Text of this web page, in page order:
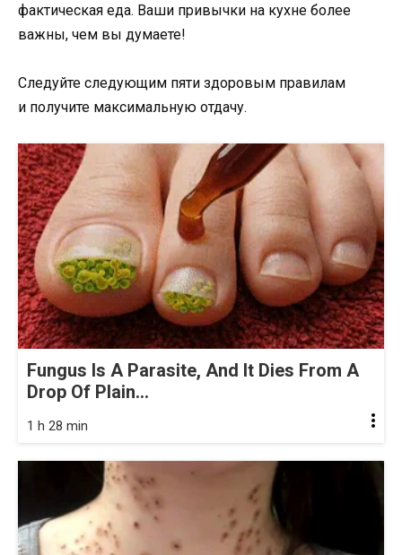
фактическая еда. Ваши привычки на кухне более
важны, чем вы думаете!
Следуйте следующим пяти здоровым правилам
и получите максимальную отдачу.
Fungus Is A Parasite, And It Dies From A
Drop Of Plain...
1 h 28 min